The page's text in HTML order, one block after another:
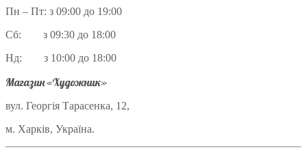
Пн – Пт: з 09:00 до 19:00
Сб: з 09:30 до 18:00
Нд: з 10:00 до 18:00
Магазин «Художник»
вул. Георгія Тарасенка, 12,
м. Харків, Україна.